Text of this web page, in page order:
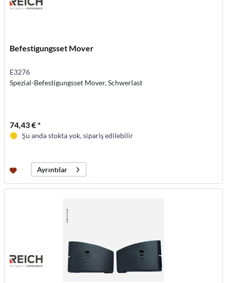
Befestigungsset Mover
E3276
Spezial-Befestigungsset Mover, Schwerlast
74,43 € *
Şu anda stokta yok, sipariş edilebilir
Ayrıntılar